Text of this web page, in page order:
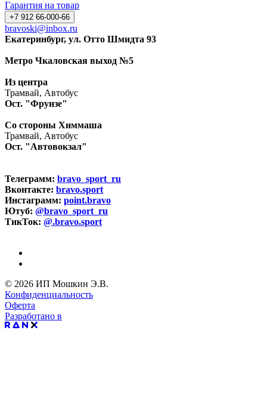
Гарантия на товар
+7 912 66-000-66
bravoski@inbox.ru
Екатеринбург, ул. Отто Шмидта 93
Метро Чкаловская выход №5
Из центра
Трамвай, Автобус
Ост. "Фрунзе"
Со стороны Химмаша
Трамвай, Автобус
Ост. "Автовокзал"
Телеграмм: bravo_sport_ru
Вконтакте: bravo.sport
Инстаграмм: point.bravo
Ютуб: @bravo_sport_ru
ТикТок: @.bravo.sport
© 2026 ИП Мошкин Э.В.
Конфиденциальность
Оферта
Разработано в